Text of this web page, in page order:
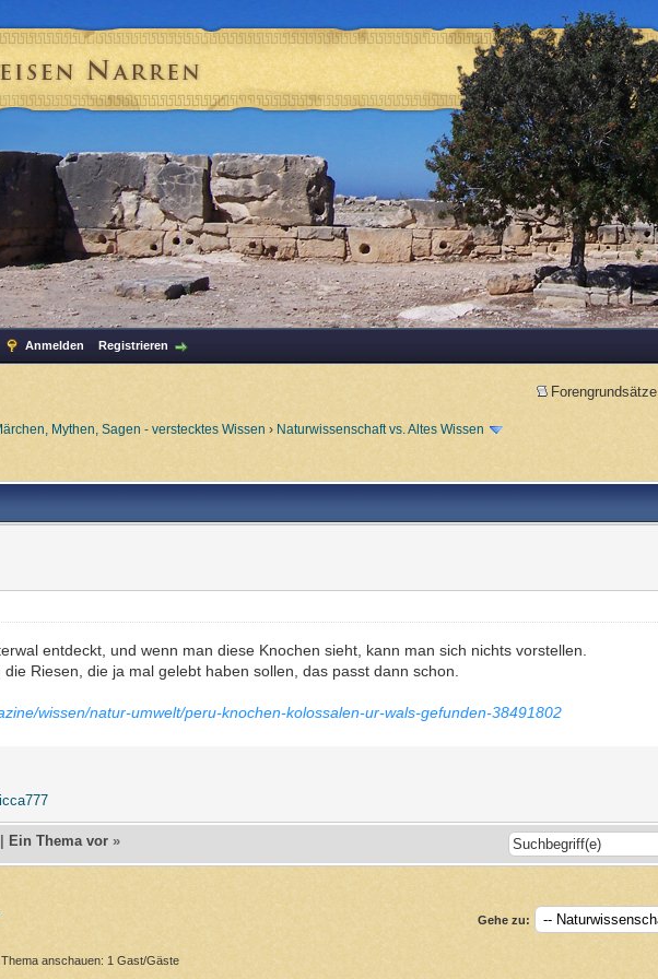
Anmelden Registrieren
Forengrundsätze
Mythen, Sagen - verstecktes Wissen › Naturwissenschaft vs. Altes Wissen
entdeckt, und wenn man diese Knochen sieht, kann man sich nichts vorstellen.
Riesen, die ja mal gelebt haben sollen, das passt dann schon.
wissen/natur-umwelt/peru-knochen-kolossalen-ur-wals-gefunden-38491802
Ein Thema vor »
Gehe zu:
anschauen: 1 Gast/Gäste